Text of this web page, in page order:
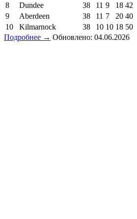
8
Dundee 38 11 9 18 42
9
Aberdeen 38 11 7 20 40
10
Kilmarnock 38 10 10 18 50
Подробнее → Обновлено: 04.06.2026